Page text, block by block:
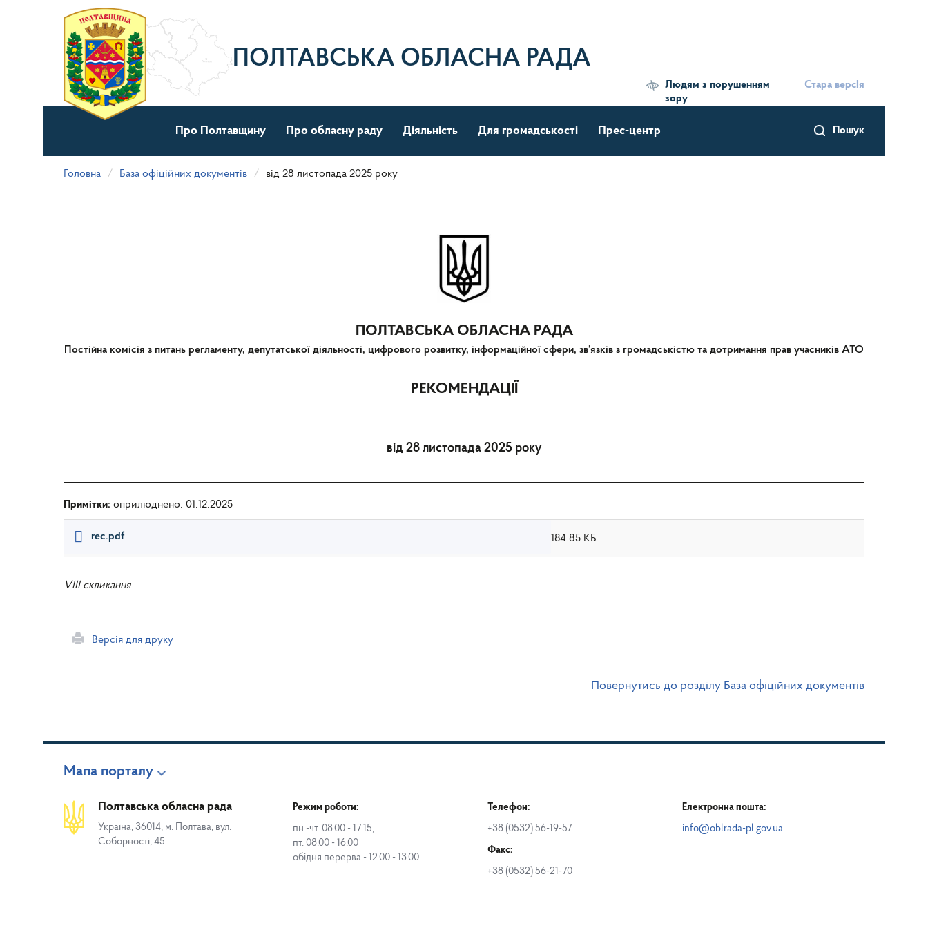
матеріалу
ПОЛТАВСЬКА ОБЛАСНА РАДА
Людям з порушенням
зору
Стара версІя
Пошук
Про Полтавщину Про обласну раду Діяльність Для громадськості Прес-центр
Головна База офіційних документів від 28 листопада 2025 року
ПОЛТАВСЬКА ОБЛАСНА РАДА
Постійна комісія з питань регламенту, депутатської діяльності, цифрового розвитку, інформаційної сфери, зв’язків з громадськістю та дотримання прав учасників АТО
РЕКОМЕНДАЦІЇ
від 28 листопада 2025 року
Примітки: оприлюднено: 01.12.2025
rec.pdf 184.85 КБ
VIII скликання
Версія для друку
Повернутись до розділу База офіційних документів
Мапа порталу
Полтавська обласна рада
Україна, 36014, м. Полтава, вул.
Соборності, 45
Режим роботи:
пн.-чт. 08.00 - 17.15,
пт. 08.00 - 16.00
обідня перерва - 12.00 - 13.00
Телефон:
+38 (0532) 56-19-57
Факс:
+38 (0532) 56-21-70
Електронна пошта:
info@oblrada-pl.gov.ua